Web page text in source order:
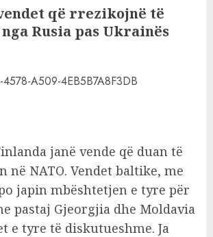
që rrezikojnë të
Rusia pas Ukrainës
janë vende që duan të
në NATO. Vendet baltike, me
japin mbështetjen e tyre për
pastaj Gjeorgjia dhe Moldavia
e tyre të diskutueshme. Ja